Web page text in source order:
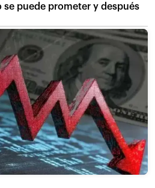
puede prometer y después